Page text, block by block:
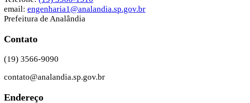
email: engenharia1@analandia.sp.gov.br
Prefeitura de Analândia
Contato
(19) 3566-9090
contato@analandia.sp.gov.br
Endereço